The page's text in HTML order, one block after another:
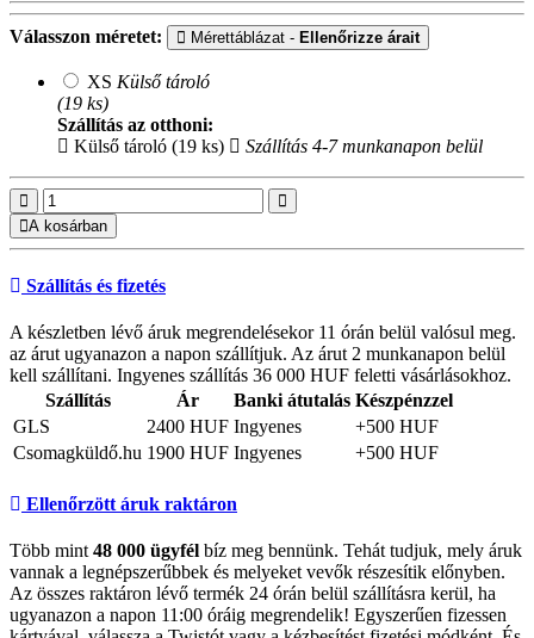
Válasszon méretet: Mérettáblázat - Ellenőrizze árait
XS Külső tároló
(19 ks)
Szállítás az otthoni:
Külső tároló (19 ks)
Szállítás 4-7 munkanapon belül
A kosárban
Szállítás és fizetés
A készletben lévő áruk megrendelésekor 11 órán belül valósul meg.
az árut ugyanazon a napon szállítjuk. Az árut 2 munkanapon belül
kell szállítani. Ingyenes szállítás 36 000 HUF feletti vásárlásokhoz.
Szállítás
Ár Banki átutalás Készpénzzel
GLS
2400 HUF Ingyenes
+500 HUF
Csomagküldő.hu 1900 HUF Ingyenes +500 HUF
Ellenőrzött áruk raktáron
Több mint 48 000 ügyfél bíz meg bennünk. Tehát tudjuk, mely áruk
vannak a legnépszerűbbek és melyeket vevők részesítik előnyben.
Az összes raktáron lévő termék 24 órán belül szállításra kerül, ha
ugyanazon a napon 11:00 óráig megrendelik! Egyszerűen fizessen